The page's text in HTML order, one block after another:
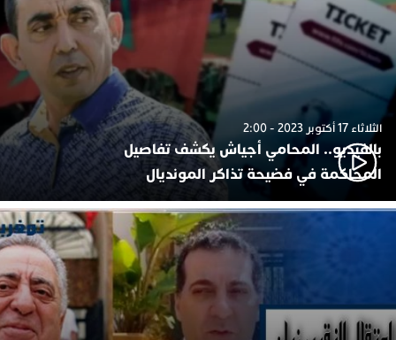
الثلاثاء 17 أكتوبر 2023 - 2:00
بالفيديو.. المحامي أجياش يكشف تفاصيل
المحاكمة في فضيحة تذاكر المونديال